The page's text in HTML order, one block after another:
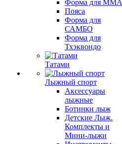
Форма для MMA
Пояса
Форма для
САМБО
Форма для
Тхэквондо
Татами
Лыжный спорт
Аксессуары
лыжные
Ботинки лыж
Детские Лыж.
Комплекты и
Мини-лыжи